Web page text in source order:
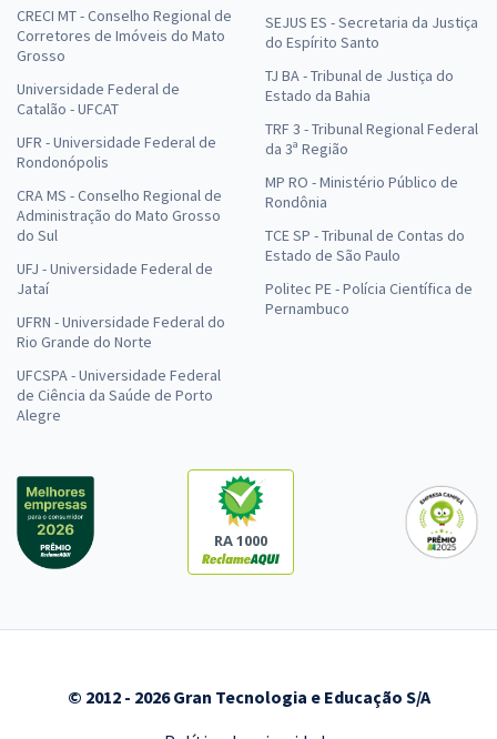
CRECI MT - Conselho Regional de
Corretores de Imóveis do Mato
Grosso
Universidade Federal de
Catalão - UFCAT
UFR - Universidade Federal de
Rondonópolis
CRA MS - Conselho Regional de
Administração do Mato Grosso
do Sul
UFJ - Universidade Federal de
Jataí
UFRN - Universidade Federal do
Rio Grande do Norte
UFCSPA - Universidade Federal
de Ciência da Saúde de Porto
Alegre
SEJUS ES - Secretaria da Justiça
do Espírito Santo
TJ BA - Tribunal de Justiça do
Estado da Bahia
TRF 3 - Tribunal Regional Federal
da 3ª Região
MP RO - Ministério Público de
Rondônia
TCE SP - Tribunal de Contas do
Estado de São Paulo
Politec PE - Polícia Científica de
Pernambuco
RA 1000
© 2012 - 2026 Gran Tecnologia e Educação S/A